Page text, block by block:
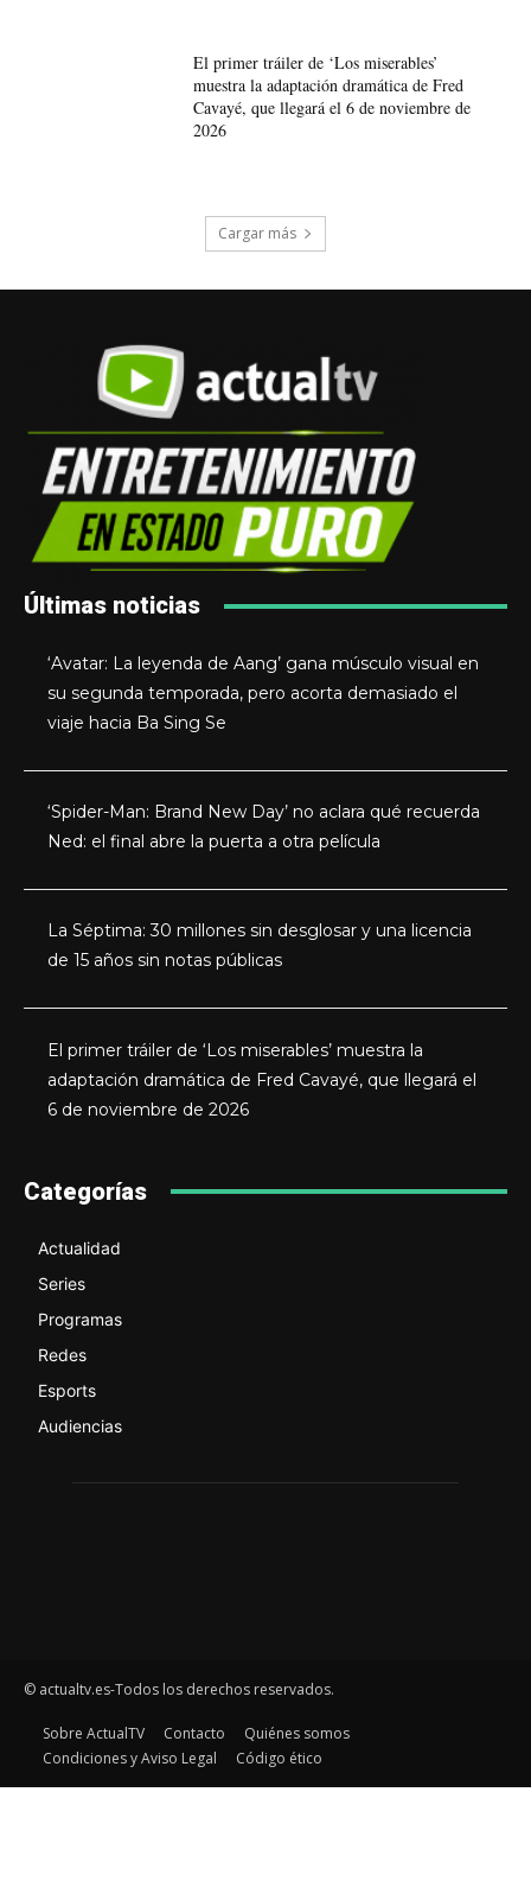
El primer tráiler de ‘Los miserables’
muestra la adaptación dramática de Fred
Cavayé, que llegará el 6 de noviembre de
2026
Cargar más
Últimas noticias
‘Avatar: La leyenda de Aang’ gana músculo visual en
su segunda temporada, pero acorta demasiado el
viaje hacia Ba Sing Se
‘Spider-Man: Brand New Day’ no aclara qué recuerda
Ned: el final abre la puerta a otra película
La Séptima: 30 millones sin desglosar y una licencia
de 15 años sin notas públicas
El primer tráiler de ‘Los miserables’ muestra la
adaptación dramática de Fred Cavayé, que llegará el
6 de noviembre de 2026
Categorías
Actualidad
Series
Programas
Redes
Esports
Audiencias
© actualtv.es-Todos los derechos reservados.
Sobre ActualTV Contacto
Quiénes somos
Condiciones y Aviso Legal
Código ético